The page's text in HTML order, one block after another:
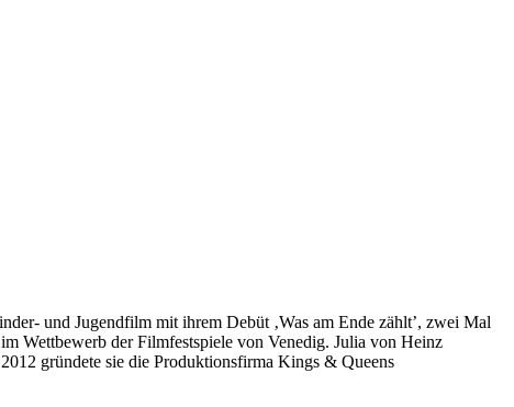
und Jugendfilm mit ihrem Debüt ‚Was am Ende zählt’, zwei Mal
Wettbewerb der Filmfestspiele von Venedig. Julia von Heinz
gründete sie die Produktionsfirma Kings & Queens